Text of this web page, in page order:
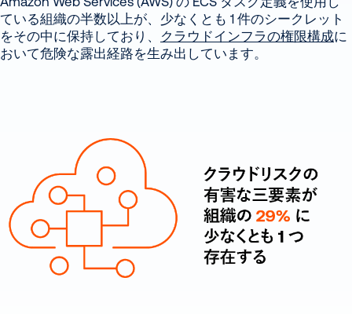
ている組織の半数以上が、少なくとも 1 件のシークレット
をその中に保持しており、
クラウドインフラの権限構成に
おいて危険な露出経路を生み出しています。